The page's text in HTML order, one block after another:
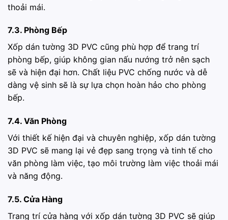
thoải mái.
7.3. Phòng Bếp
Xốp dán tường 3D PVC cũng phù hợp để trang trí
phòng bếp, giúp không gian nấu nướng trở nên sạch
sẽ và hiện đại hơn. Chất liệu PVC chống nước và dễ
dàng vệ sinh sẽ là sự lựa chọn hoàn hảo cho phòng
bếp.
7.4. Văn Phòng
Với thiết kế hiện đại và chuyên nghiệp, xốp dán tường
3D PVC sẽ mang lại vẻ đẹp sang trọng và tinh tế cho
văn phòng làm việc, tạo môi trường làm việc thoải mái
và năng động.
7.5. Cửa Hàng
Trang trí cửa hàng với xốp dán tường 3D PVC sẽ giúp